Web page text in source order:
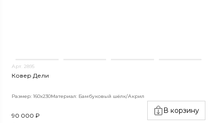
Арт. 2895
Ковер Дели
Размер: 160х230Материал: Бамбуковый шёлк/Акрил
90 000 ₽
В корзину